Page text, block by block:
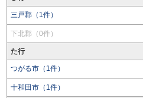
三戸郡（1件）
下北郡（0件）
た行
つがる市（1件）
十和田市（1件）